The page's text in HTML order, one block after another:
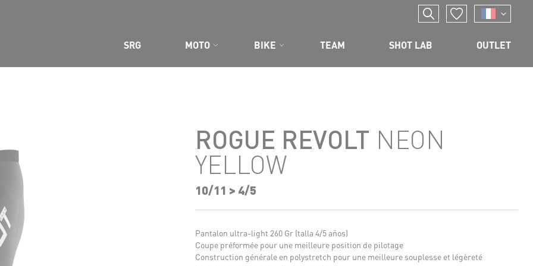
SRG
MOTO BIKE TEAM SHOT LAB OUTLET
ROGUE REVOLT NEON
YELLOW
10/11 > 4/5
Pantalon ultra-light 260 Gr (talla 4/5 años)
Coupe préformée pour une meilleure position de pilotage
Construction générale en polystretch pour une meilleure souplesse et légèreté